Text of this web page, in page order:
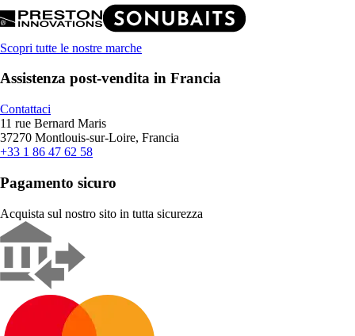
Scopri tutte le nostre marche
Assistenza post-vendita in Francia
Contattaci
11 rue Bernard Maris
37270 Montlouis-sur-Loire, Francia
+33 1 86 47 62 58
Pagamento sicuro
Acquista sul nostro sito in tutta sicurezza